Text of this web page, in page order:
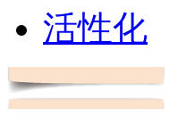
活性化